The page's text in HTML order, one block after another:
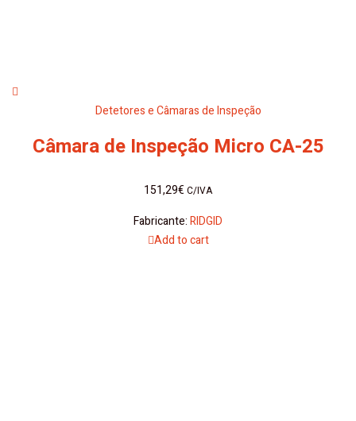
Detetores e Câmaras de Inspeção
Câmara de Inspeção Micro CA-25
151,29€ C/IVA
Fabricante:RIDGID
Add to cart